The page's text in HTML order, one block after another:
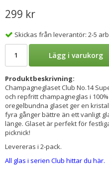
299 kr
Skickas från leverantör: 2-5
Lägg i varukorg
Produktbeskrivning:
Champagneglaset Club No.14
och repfritt champagneglas i
oregelbundna glaset ger en
fyra gånger bättre än ett vanligt
länge. Glaset är perfekt för
picknick!
Levereras i 2-pack.
All glas i serien Club hittar du här.